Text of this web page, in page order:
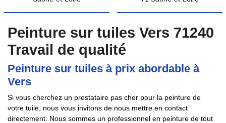
Peinture sur tuiles Vers 71240
Travail de qualité
Peinture sur tuiles à prix abordable à
Vers
Si vous cherchez un prestataire pas cher pour la peinture de
votre tuile, nous vous invitons de nous mettre en contact
directement. Nous sommes un professionnel en peinture de tout